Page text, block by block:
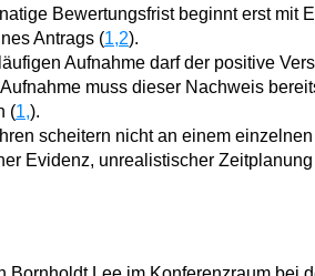
Bewertungsfrist beginnt erst mit
Antrags (1,2).
Aufnahme darf der positive
muss dieser Nachweis
(1,).
scheitern nicht an einem
Evidenz, unrealistischer